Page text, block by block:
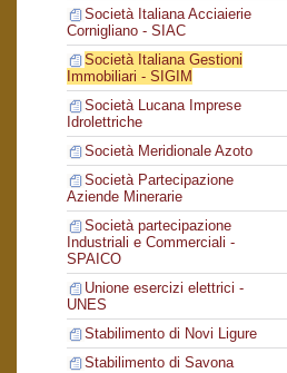
Società Italiana Acciaierie
Cornigliano - SIAC
Società Italiana Gestioni
Immobiliari - SIGIM
Società Lucana Imprese
Idrolettriche
Società Meridionale Azoto
Società Partecipazione
Aziende Minerarie
Società partecipazione
Industriali e Commerciali -
SPAICO
Unione esercizi elettrici -
UNES
Stabilimento di Novi Ligure
Stabilimento di Savona